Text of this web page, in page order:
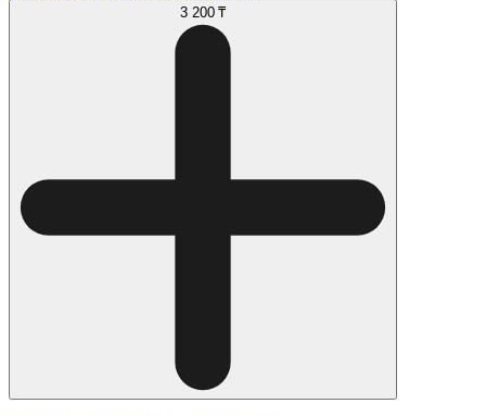
3 200 ₸